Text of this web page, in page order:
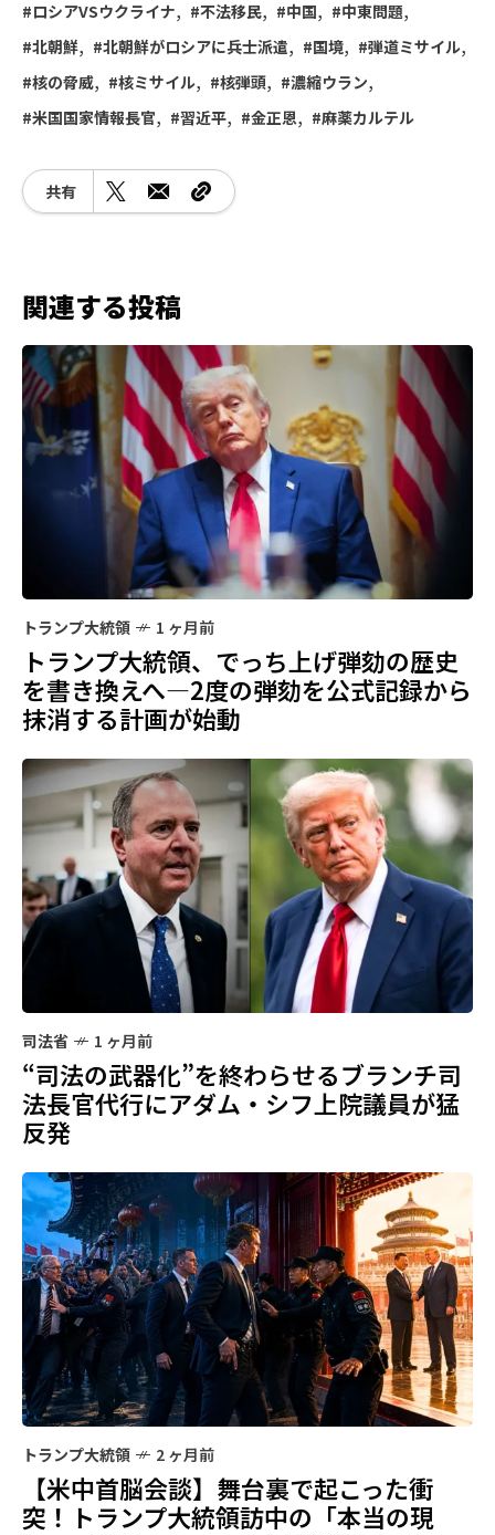
ロシアVSウクライナ 不法移民 中国
中東問題
北朝鮮
北朝鮮がロシアに兵士派遣 国境
弾道ミサイル
核の脅威
核ミサイル 核弾頭
濃縮ウラン
米国国家情報長官
習近平 金正恩 麻薬カルテル
共有
関連する投稿
トランプ大統領 1 ヶ月前
トランプ大統領、でっち上げ弾劾の歴史
を書き換えへ—2度の弾劾を公式記録から
抹消する計画が始動
司法省 1 ヶ月前
“司法の武器化”を終わらせるブランチ司
法長官代行にアダム・シフ上院議員が猛
反発
トランプ大統領 2 ヶ月前
【米中首脳会談】舞台裏で起こった衝
突！トランプ大統領訪中の「本当の現